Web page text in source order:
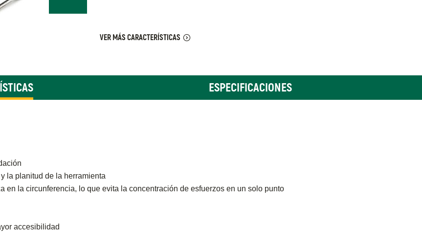
VER MÁS CARACTERÍSTICAS
ESPECIFICACIONES
la planitud de la herramienta
en la circunferencia, lo que evita la concentración de esfuerzos en un solo punto
accesibilidad